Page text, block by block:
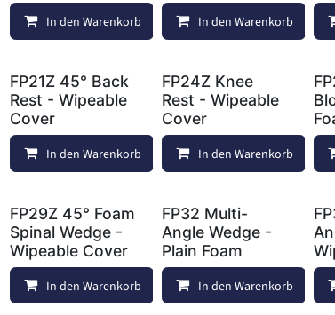
In den Warenkorb Auf die Wunschliste
In den Warenkorb
FP21Z 45° Back
Rest - Wipeable
Cover
In den Warenkorb Vergleichen Auf
FP24Z Knee
Rest - Wipeable
Cover
In den Warenkorb
FP29Z 45° Foam
Spinal Wedge -
Wipeable Cover
In den Warenkorb Vergleichen Auf
FP32 Multi-
Angle Wedge -
Plain Foam
In den Warenkorb